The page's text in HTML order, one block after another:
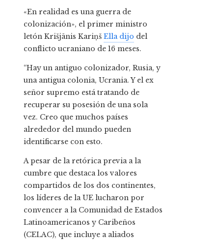
«En realidad es una guerra de
colonización», el primer ministro
letón Krišjānis Kariņš Ella dijo del
conflicto ucraniano de 16 meses.
“Hay un antiguo colonizador, Rusia, y
una antigua colonia, Ucrania. Y el ex
señor supremo está tratando de
recuperar su posesión de una sola
vez. Creo que muchos países
alrededor del mundo pueden
identificarse con esto.
A pesar de la retórica previa a la
cumbre que destaca los valores
compartidos de los dos continentes,
los líderes de la UE lucharon por
convencer a la Comunidad de Estados
Latinoamericanos y Caribeños
(CELAC), que incluye a aliados